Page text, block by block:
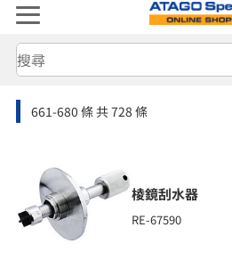
661-680 條共 728 條
棱鏡刮水器
RE-67590